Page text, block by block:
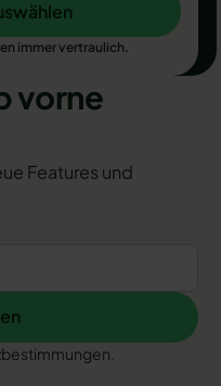
immer vertraulich.
vorne
Features und